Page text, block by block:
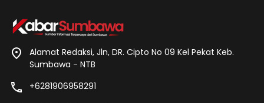
Alamat Redaksi, Jln, DR. Cipto No 09 Kel Pekat Keb.
Sumbawa - NTB
+6281906958291